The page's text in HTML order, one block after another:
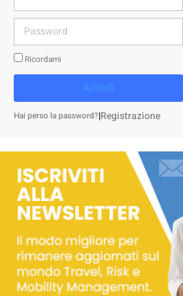
Ricordami
Accedi
Hai perso la password?|Registrazione